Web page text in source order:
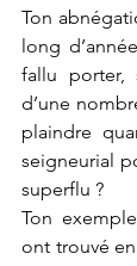
Ton
long
fallu porter,
d’une
plaindre
seigneurial
superflu ?
Ton
ont trouvé